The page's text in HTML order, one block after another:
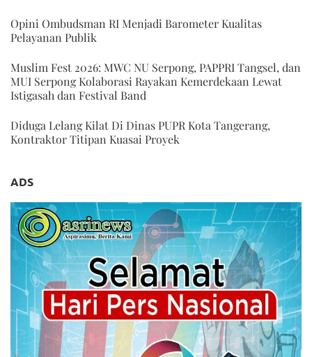
Opini Ombudsman RI Menjadi Barometer Kualitas
Pelayanan Publik
Muslim Fest 2026: MWC NU Serpong, PAPPRI Tangsel, dan
MUI Serpong Kolaborasi Rayakan Kemerdekaan Lewat
Istigasah dan Festival Band
Diduga Lelang Kilat Di Dinas PUPR Kota Tangerang,
Kontraktor Titipan Kuasai Proyek
ADS